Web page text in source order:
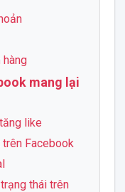
hàng
mang lại
like
Facebook
thái trên